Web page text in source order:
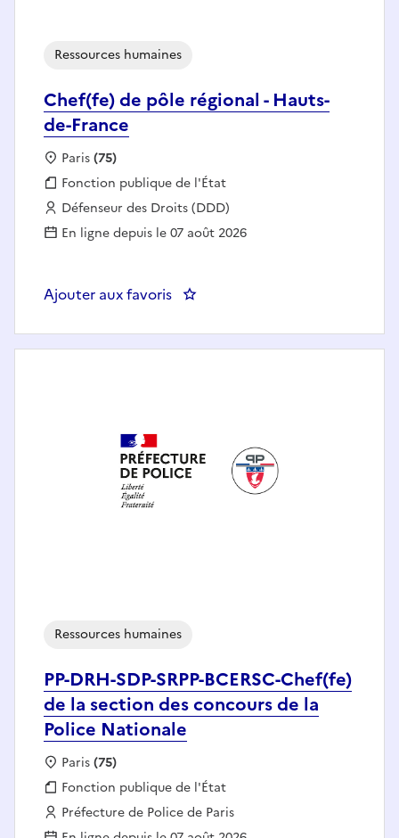
Chef(fe) de pôle régional - Hauts-
de-France
Ressources humaines
Localisation :
Paris(75)
Fonction publique :
Fonction publique de l'État
Employeur :
Défenseur des Droits (DDD)
En ligne depuis le 07 août 2026
Ajouter aux favoris : Chef(fe) de pôle régional -
PP-DRH-SDP-SRPP-BCERSC-Chef(fe)
de la section des concours de la
Police Nationale
Ressources humaines
Localisation :
Paris(75)
Fonction publique :
Fonction publique de l'État
Employeur :
Préfecture de Police de Paris